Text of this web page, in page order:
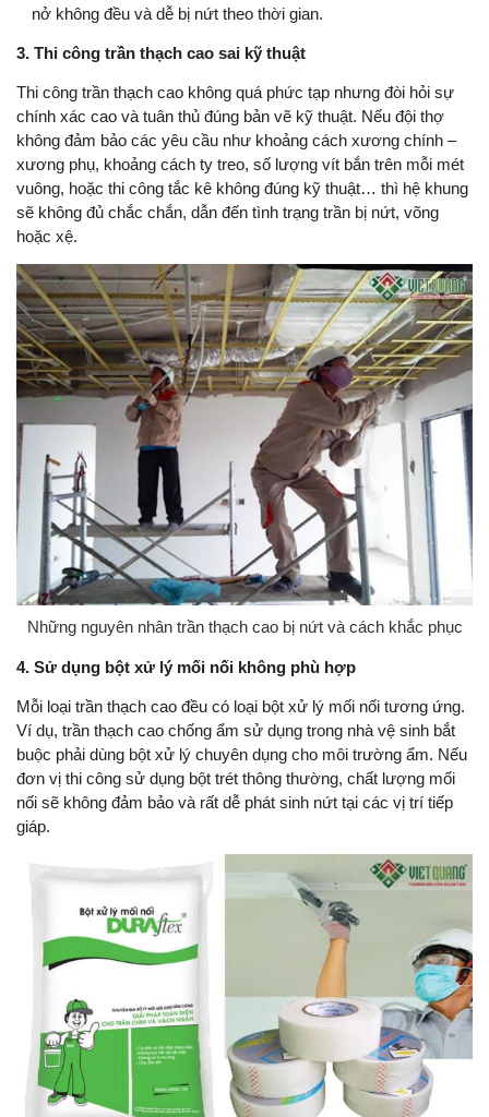
nở không đều và dễ bị nứt theo thời gian.
3. Thi công trần thạch cao sai kỹ thuật
Thi công trần thạch cao không quá phức tạp nhưng đòi hỏi sự
chính xác cao và tuân thủ đúng bản vẽ kỹ thuật. Nếu đội thợ
không đảm bảo các yêu cầu như khoảng cách xương chính –
xương phụ, khoảng cách ty treo, số lượng vít bắn trên mỗi mét
vuông, hoặc thi công tắc kê không đúng kỹ thuật… thì hệ khung
sẽ không đủ chắc chắn, dẫn đến tình trạng trần bị nứt, võng
hoặc xệ.
Những nguyên nhân trần thạch cao bị nứt và cách khắc phục
4. Sử dụng bột xử lý mối nối không phù hợp
Mỗi loại trần thạch cao đều có loại bột xử lý mối nối tương ứng.
Ví dụ, trần thạch cao chống ẩm sử dụng trong nhà vệ sinh bắt
buộc phải dùng bột xử lý chuyên dụng cho môi trường ẩm. Nếu
đơn vị thi công sử dụng bột trét thông thường, chất lượng mối
nối sẽ không đảm bảo và rất dễ phát sinh nứt tại các vị trí tiếp
giáp.